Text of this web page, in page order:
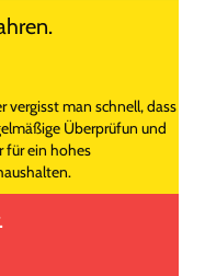
vergisst man schnell, dass
Überprüfun und
für ein hohes